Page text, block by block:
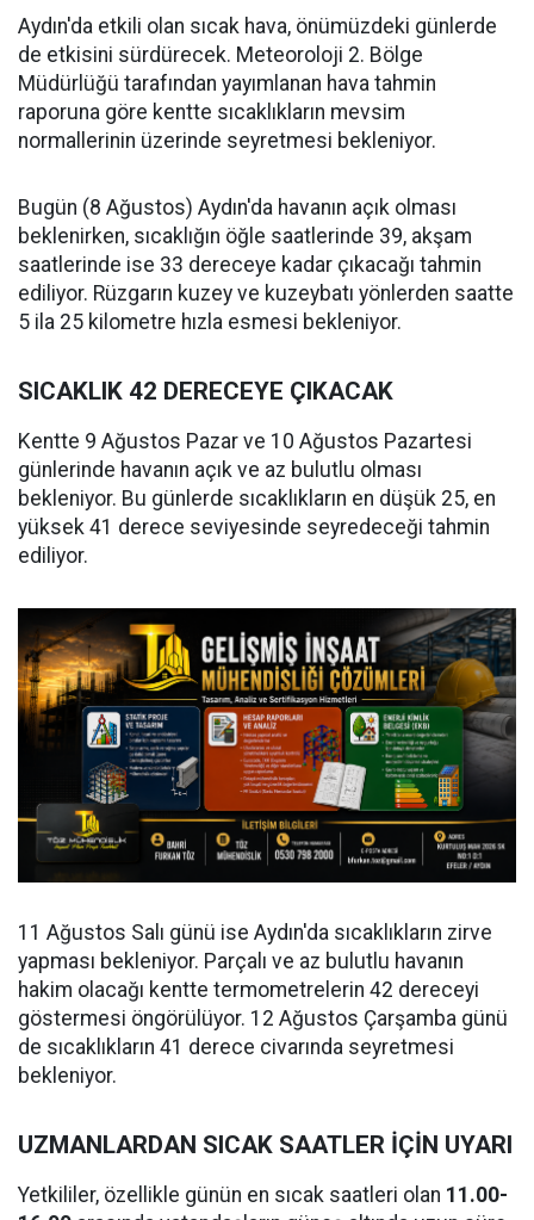
Aydın'da etkili olan sıcak hava, önümüzdeki günlerde
de etkisini sürdürecek. Meteoroloji 2. Bölge
Müdürlüğü tarafından yayımlanan hava tahmin
raporuna göre kentte sıcaklıkların mevsim
normallerinin üzerinde seyretmesi bekleniyor.
Bugün (8 Ağustos) Aydın'da havanın açık olması
beklenirken, sıcaklığın öğle saatlerinde 39, akşam
saatlerinde ise 33 dereceye kadar çıkacağı tahmin
ediliyor. Rüzgarın kuzey ve kuzeybatı yönlerden saatte
5 ila 25 kilometre hızla esmesi bekleniyor.
SICAKLIK 42 DERECEYE ÇIKACAK
Kentte 9 Ağustos Pazar ve 10 Ağustos Pazartesi
günlerinde havanın açık ve az bulutlu olması
bekleniyor. Bu günlerde sıcaklıkların en düşük 25, en
yüksek 41 derece seviyesinde seyredeceği tahmin
ediliyor.
11 Ağustos Salı günü ise Aydın'da sıcaklıkların zirve
yapması bekleniyor. Parçalı ve az bulutlu havanın
hakim olacağı kentte termometrelerin 42 dereceyi
göstermesi öngörülüyor. 12 Ağustos Çarşamba günü
de sıcaklıkların 41 derece civarında seyretmesi
bekleniyor.
UZMANLARDAN SICAK SAATLER İÇİN UYARI
Yetkililer, özellikle günün en sıcak saatleri olan 11.00-